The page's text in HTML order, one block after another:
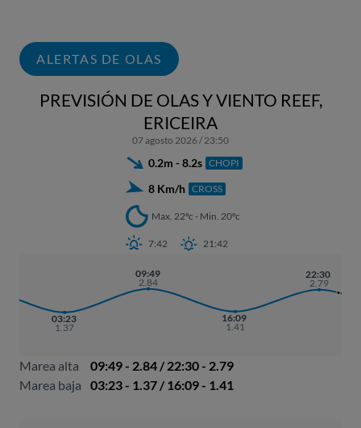
ALERTAS DE OLAS
PREVISIÓN DE OLAS Y VIENTO REEF,
ERICEIRA
07 agosto 2026 / 23:50
0.2m - 8.2s CHOPI
8 Km/h CROSS
Max. 22ºc - Min. 20ºc
7:42 21:42
03:23
1.37
09:49
2.84
16:09
1.41
22:30
2.79
Marea alta
09:49 - 2.84 / 22:30 - 2.79
Marea baja
03:23 - 1.37 / 16:09 - 1.41